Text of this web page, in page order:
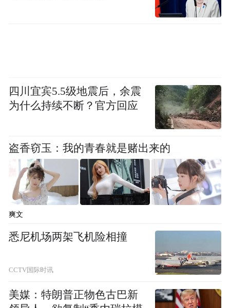
四川宜宾5.5级地震后，余震
为什么持续不断？官方回应
盗香窃玉：我的青春就是赌出来的
爽文
悉尼机场两架飞机险相撞
CCTV国际时讯
美媒：特朗普正物色古巴新